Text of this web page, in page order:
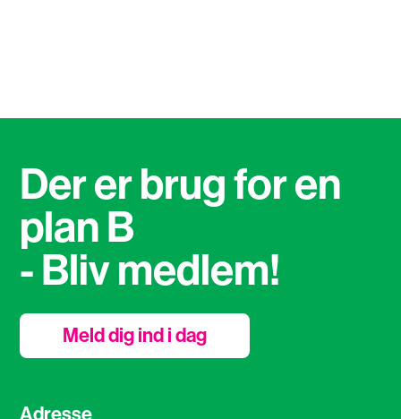
Adresse
Der er brug for en
plan B
- Bliv medlem!
Meld dig ind i dag